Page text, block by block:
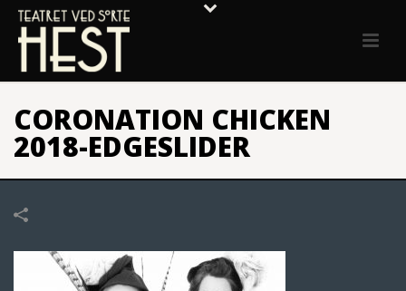
CORONATION CHICKEN
2018-EDGESLIDER